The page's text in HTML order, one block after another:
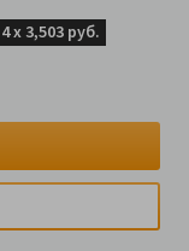
4 х 3,503 руб.